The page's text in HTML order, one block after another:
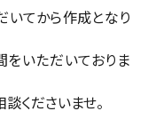
いてから作成となり
いただいておりま
くださいませ。